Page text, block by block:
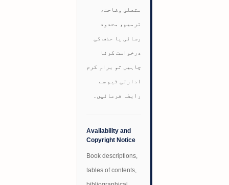
متعلق وضاحت،
ترمیم، محدود
رسائی یا حذف کی
درخواست کرنا
چاہیں تو براہِ کرم
ادارتی ٹیم سے
رابطہ فرمائیں۔
Availability and
Copyright Notice
Book descriptions,
tables of contents,